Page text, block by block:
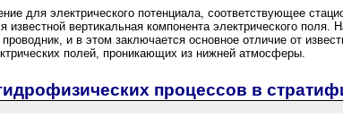
для электрического потенциала, соответствующее
вертикальная компонента электрического
и в этом заключается основное отличие от
полей, проникающих из нижней атмосферы.
процессов в